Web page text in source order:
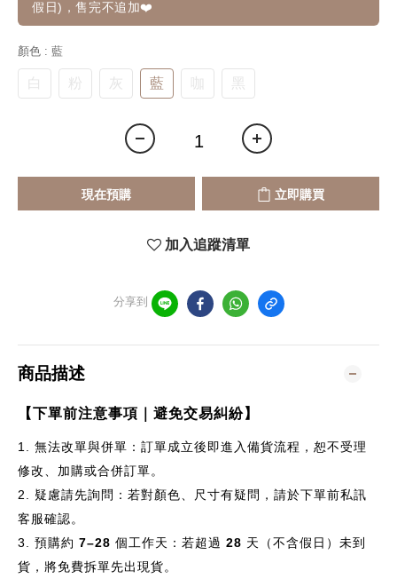
假日)，售完不追加❤️
顏色 : 藍
白 粉 灰 藍 黑
現在預購 立即購買
加入追蹤清單
分享到
商品描述
【下單前注意事項｜避免交易糾紛】
1.
無法改單與併單：訂單成立後即進入備貨流程，恕不受理
修改、加購或合併訂單。
2.
疑慮請先詢問：若對顏色、尺寸有疑問，請於下單前私訊
客服確認。
3.
預購約 7–28 個工作天：若超過 28 天（不含假日）未到
貨，將免費拆單先出現貨。